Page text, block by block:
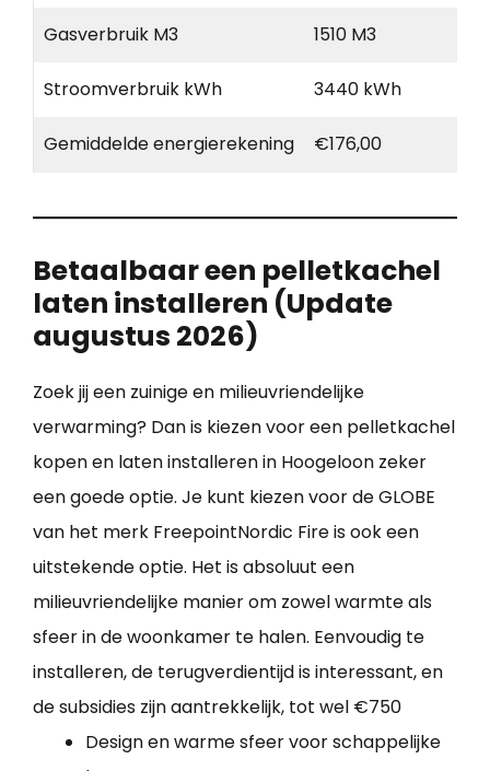
Gasverbruik M3 1510 M3
Stroomverbruik kWh 3440 kWh
Gemiddelde energierekening €176,00
Betaalbaar een pelletkachel
laten installeren (Update
augustus 2026)
Zoek jij een zuinige en milieuvriendelijke
verwarming? Dan is kiezen voor een pelletkachel
kopen en laten installeren in Hoogeloon zeker
een goede optie. Je kunt kiezen voor de GLOBE
van het merk FreepointNordic Fire is ook een
uitstekende optie. Het is absoluut een
milieuvriendelijke manier om zowel warmte als
sfeer in de woonkamer te halen. Eenvoudig te
installeren, de terugverdientijd is interessant, en
de subsidies zijn aantrekkelijk, tot wel €750
Design en warme sfeer voor schappelijke